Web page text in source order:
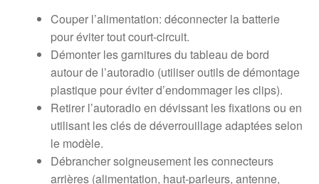
Couper l’alimentation: déconnecter la batterie
pour éviter tout court-circuit.
Démonter les garnitures du tableau de bord
autour de l’autoradio (utiliser outils de démontage
plastique pour éviter d’endommager les clips).
Retirer l’autoradio en dévissant les fixations ou en
utilisant les clés de déverrouillage adaptées selon
le modèle.
Débrancher soigneusement les connecteurs
arrières (alimentation, haut-parleurs, antenne,